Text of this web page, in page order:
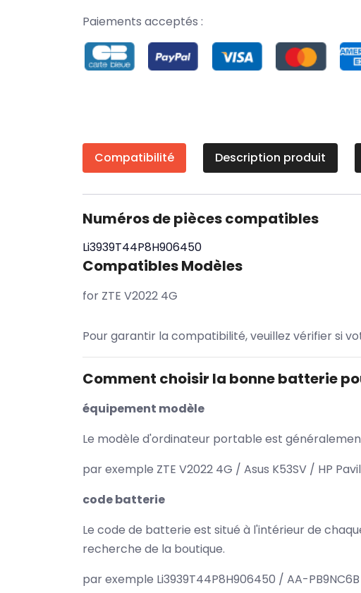
Paiements acceptés :
Compatibilité Description produit
Numéros de pièces compatibles
Li3939T44P8H906450
Compatibles Modèles
for ZTE V2022 4G
Pour garantir la compatibilité, veuillez vérifier si
Comment choisir la bonne batterie
équipement modèle
Le modèle d'ordinateur portable est
par exemple ZTE V2022 4G / Asus K53SV / HP
code batterie
Le code de batterie est situé à l'intérieur de
recherche de la boutique.
par exemple Li3939T44P8H906450 / AA-